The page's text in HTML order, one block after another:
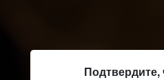
Подтвердите,